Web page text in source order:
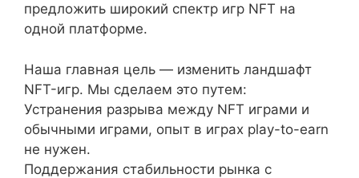
предложить широкий спектр игр NFT на
одной платформе.
Наша главная цель — изменить ландшафт
NFT-игр. Мы сделаем это путем:
Устранения разрыва между NFT играми и
обычными играми, опыт в играх play-to-earn
не нужен.
Поддержания стабильности рынка с